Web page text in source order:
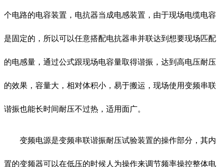
个电路的电容装置，电抗器当成电感装置，由于现场电缆电容
是固定的，所以可以任意搭配电抗器串并联达到想要现场匹配
的电感量，通过公式跟现场电容量取得谐振，达到高电压耐压
的效果，容量大，相对体积小，易于搬运，现场使用变频串联
谐振也能长时间耐压不过热，适用面广。
变频电源是变频串联谐振耐压试验装置的操作部分，其内
置的变频器可以在低压的时候人为操作来调节频率操控整体电